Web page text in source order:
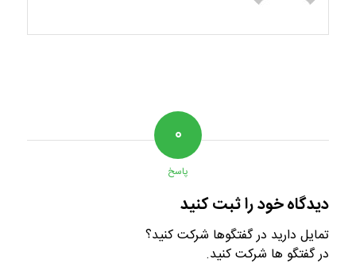
۰
پاسخ
دیدگاه خود را ثبت کنید
تمایل دارید در گفتگوها شرکت کنید؟
در گفتگو ها شرکت کنید.